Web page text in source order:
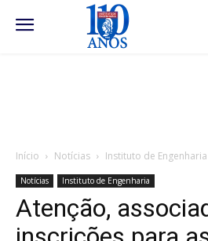
Início Notícias Instituto de Engenharia
Notícias Instituto de Engenharia
Atenção,